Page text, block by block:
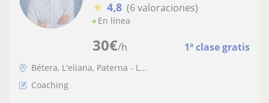
30€/h 1ª clase gratis
★ 4,8 (6 valoraciones)
En línea
Bétera, L'eliana, Paterna - L...
Coaching